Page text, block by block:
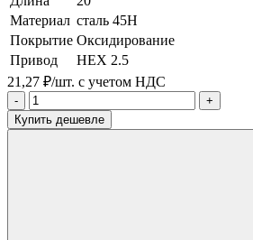
Материал сталь 45Н
Покрытие Оксидирование
Привод
HEX 2.5
21,27 ₽/шт. с учетом НДС
-
+
Купить дешевле